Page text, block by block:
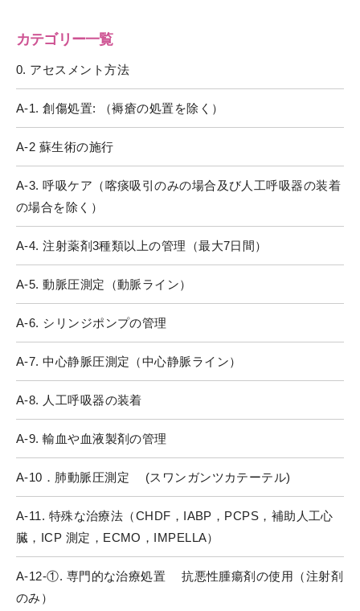
カテゴリー一覧
0. アセスメント方法
A-1. 創傷処置: （褥瘡の処置を除く）
A-2 蘇生術の施行
A-3. 呼吸ケア（喀痰吸引のみの場合及び人工呼吸器の装着
の場合を除く）
A-4. 注射薬剤3種類以上の管理（最大7日間）
A-5. 動脈圧測定（動脈ライン）
A-6. シリンジポンプの管理
A-7. 中心静脈圧測定（中心静脈ライン）
A-8. 人工呼吸器の装着
A-9. 輸血や血液製剤の管理
A-10．肺動脈圧測定 (スワンガンツカテーテル)
A-11. 特殊な治療法（CHDF，IABP，PCPS，補助人工心
臓，ICP 測定，ECMO，IMPELLA）
A-12-①. 専門的な治療処置 抗悪性腫瘍剤の使用（注射剤
のみ）